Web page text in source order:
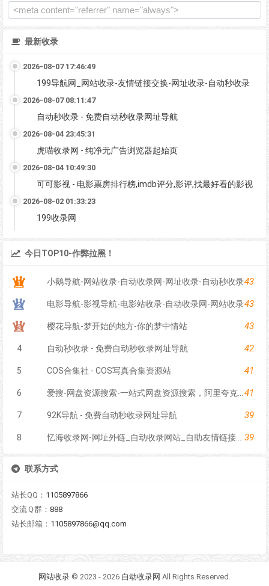
最新收录
2026-08-07 17:46:49
199导航网_网站收录-友情链接交换-网址收录-自动秒收录
2026-08-07 08:11:47
自动秒收录 - 免费自动秒收录网址导航
2026-08-04 23:45:31
虎喵收录网 - 纯净无广告浏览器起始页
2026-08-04 10:49:30
可可影视 - 电影票房排行榜,imdb评分,影评,找最好看的影视
2026-08-02 01:33:23
199收录网
今日TOP10-作弊拉黑！
小鹅导航-网站收录-自动收录网-网址收录-自动秒收录43
电影导航-影视导航-电影站收录-自动收录网-网站收录43
樱花导航-梦开始的地方-你的梦中情站 43
4 自动秒收录 - 免费自动秒收录网址导航 42
5 COS合集社 - COS写真合集资源站 41
6 爱搜-网盘资源搜索-一站式网盘资源搜索，阿里夸克百度迅雷UC全聚合41
7 92K导航 - 免费自动秒收录网址导航 39
8 忆海收录网-网址外链_自动收录网站_自助友情链接平台_网站广告_软文发布_站长交易_站长资源 39
联系方式
站长QQ： 1105897866
交流Ｑ群： 888
站长邮箱： 1105897866@qq.com
网站收录 © 2023 - 2026 自动收录网 All Rights Reserved.